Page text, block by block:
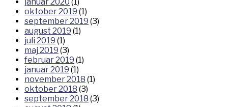
oktober 2019 (1)
september 2019 (3)
august 2019 (1)
juli 2019 (1)
maj 2019 (3)
februar 2019 (1)
januar 2019 (1)
november 2018 (1)
oktober 2018 (3)
september 2018 (3)